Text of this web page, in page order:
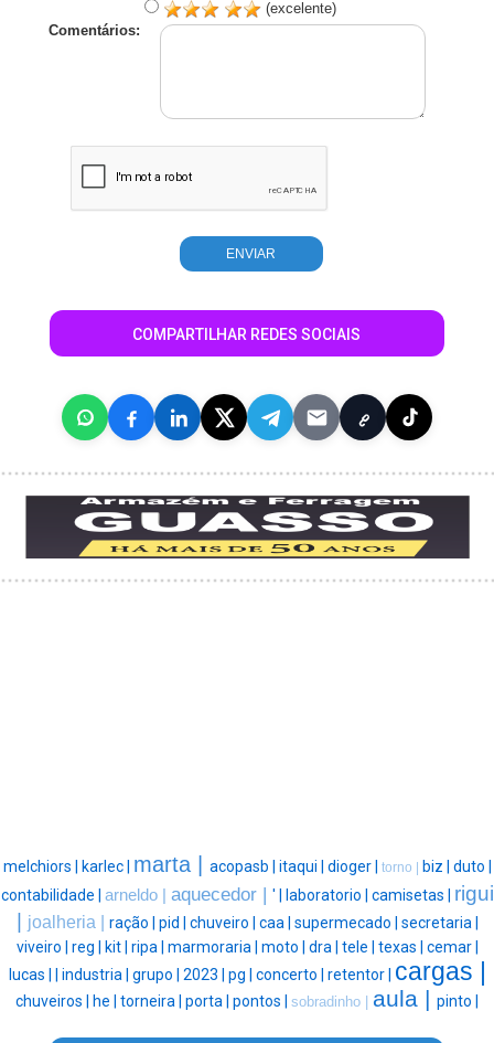
(excelente)
Comentários:
COMPARTILHAR REDES SOCIAIS
melchiors | karlec | marta | acopasb | itaqui | dioger | torno | biz | duto |
contabilidade | arneldo | aquecedor | ' | laboratorio | camisetas | rigui
| joalheria | ração | pid | chuveiro | caa | supermecado | secretaria |
viveiro | reg | kit | ripa | marmoraria | moto | dra | tele | texas | cemar |
lucas |
industria | grupo | 2023 | pg | concerto | retentor | cargas |
chuveiros | he | torneira | porta | pontos | sobradinho | aula | pinto |